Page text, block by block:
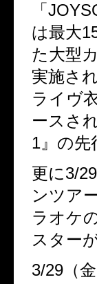
「
は最大
た大型
実施さ
ライヴ
ースさ
1』の先
更に3/
ンツア
ラオケ
スター
3/29（